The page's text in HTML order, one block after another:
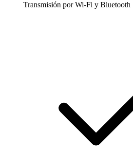
Transmisión por Wi-Fi y Bluetooth